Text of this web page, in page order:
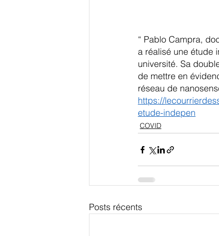
“ Pablo Campra,
a réalisé une étude
université. Sa
de mettre en
réseau de
https://
etude-indepen
COVID
Posts récents